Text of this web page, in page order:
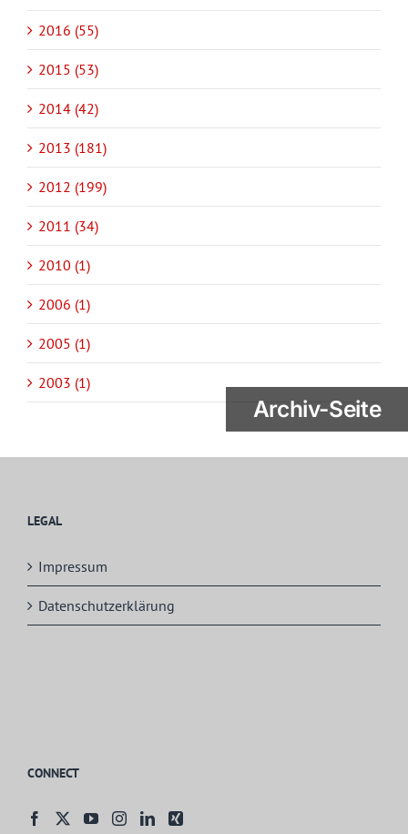
2016 (55)
2015 (53)
2014 (42)
2013 (181)
2012 (199)
2011 (34)
2010 (1)
2006 (1)
2005 (1)
2003 (1)
LEGAL
Impressum
Datenschutzerklärung
CONNECT
Archiv-Seite